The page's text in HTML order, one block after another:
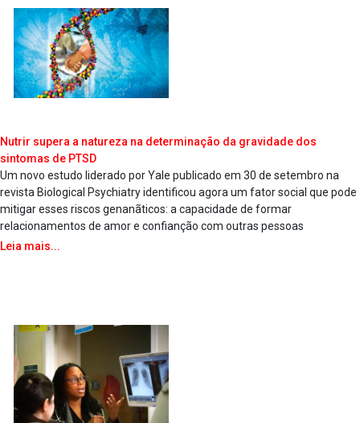
Nutrir supera a natureza na determinação da gravidade dos
sintomas de PTSD
Um novo estudo liderado por Yale publicado em 30 de setembro na
revista Biological Psychiatry identificou agora um fator social que pode
mitigar esses riscos genanãticos: a capacidade de formar
relacionamentos de amor e confianção com outras pessoas
Leia mais...